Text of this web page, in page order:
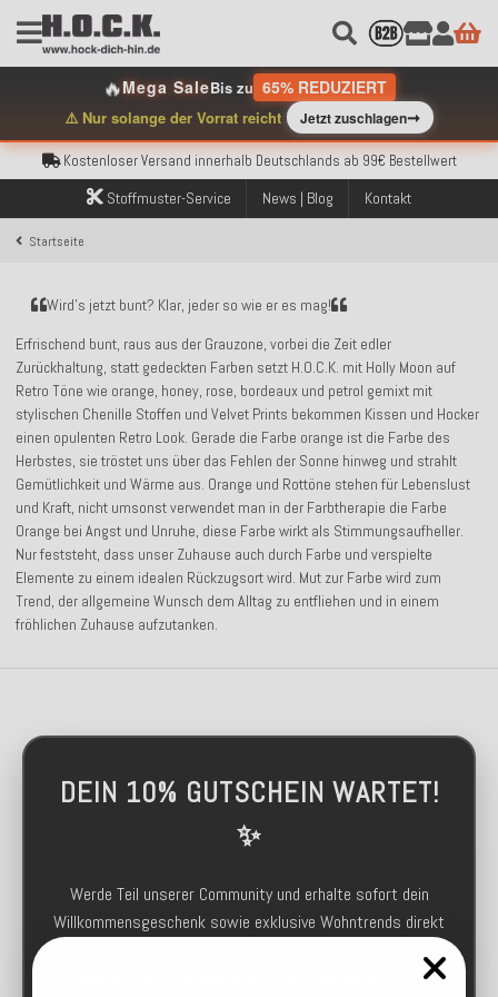
🔥Mega SaleBis zu 65% REDUZIERT
⚠️ Nur solange der Vorrat reicht Jetzt zuschlagen➞
Kostenloser Versand innerhalb Deutschlands ab 99€ Bestellwert
Über 120.000 erfolgreich versendete Bestellungen
Sicher bezahlen mit Klarna, PayPal & Amazon Pay
Kostenloser Versand innerhalb Deutschlands ab 99€ Bestellwert
Über 120.000 erfolgreich versendete Bestellungen
Sicher bezahlen mit Klarna, PayPal & Amazon Pay
Kostenloser Versand innerhalb Deutschlands ab 99€ Bestellwert
Stoffmuster-Service News | Blog Kontakt
Startseite
Wird’s jetzt bunt? Klar, jeder so wie er es mag!
Erfrischend bunt, raus aus der Grauzone, vorbei die Zeit edler
Zurückhaltung, statt gedeckten Farben setzt H.O.C.K. mit Holly Moon auf
Retro Töne wie orange, honey, rose, bordeaux und petrol gemixt mit
stylischen Chenille Stoffen und Velvet Prints bekommen Kissen und Hocker
einen opulenten Retro Look. Gerade die Farbe orange ist die Farbe des
Herbstes, sie tröstet uns über das Fehlen der Sonne hinweg und strahlt
Gemütlichkeit und Wärme aus. Orange und Rottöne stehen für Lebenslust
und Kraft, nicht umsonst verwendet man in der Farbtherapie die Farbe
Orange bei Angst und Unruhe, diese Farbe wirkt als Stimmungsaufheller.
Nur feststeht, dass unser Zuhause auch durch Farbe und verspielte
Elemente zu einem idealen Rückzugsort wird. Mut zur Farbe wird zum
Trend, der allgemeine Wunsch dem Alltag zu entfliehen und in einem
fröhlichen Zuhause aufzutanken.
DEIN 10% GUTSCHEIN WARTET!
✨
Werde Teil unserer Community und erhalte sofort dein
Willkommensgeschenk sowie exklusive Wohntrends direkt
Melde dich jetzt an und spare sofort bei deiner ersten